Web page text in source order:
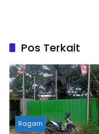
Pos Terkait
Ragam